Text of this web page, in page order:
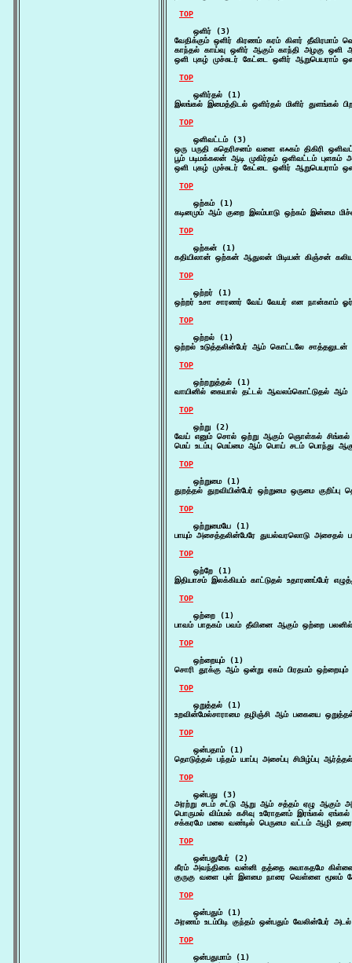
TOP
    ஒளிர் (3)
வேதிக்கும் ஒளிர் கிரணம் கரம் கிளர்
காந்தல் காய்வு ஒளிர் ஆகும் காந்தி அழகு
ஒளி புகழ் முச்சுடர் கேட்டை ஒளிர்
TOP
    ஒளிர்தல் (1)
இலங்கல் இமைத்திடல் ஒளிர்தல் மிளிர் துளங்கல்
TOP
    ஒளிவட்டம் (3)
ஒரு பருதி சுதெரிசனம் வளை எஃகம் திகிரி
பூம் படிமக்கலன் ஆடி முகிர்தம் ஒளிவட்டம்
ஒளி புகழ் முச்சுடர் கேட்டை ஒளிர்
TOP
    ஒற்கம் (1)
கடினமும் ஆம் குறை இலம்பாடு ஒற்கம் இன்மை
TOP
    ஒற்கன் (1)
கதியிலான் ஒற்கன் ஆதுலன் மிடியன் கிஞ்சன்
TOP
    ஒற்றர் (1)
ஒற்றர் உசா சாரணர் வேய் வேயர் என நான்காம்
TOP
    ஒற்றல் (1)
ஒற்றல் உடுத்தலின்பேர் ஆம் கொட்டலே சாத்தலுடன்
TOP
    ஒற்றறுத்தல் (1)
வாயினில் கையால் தட்டல் ஆவலம்கொட்டுதல்
TOP
    ஒற்று (2)
வேய் எனும் சொல் ஒற்று ஆகும் ஞொள்கல் சிங்கல்
மெய் உடம்பு மெய்மை ஆம் பொய் சடம் பொந்து
TOP
    ஒற்றுமை (1)
துறத்தல் துறவியின்பேர் ஒற்றுமை ஒருமை
TOP
    ஒற்றுமையே (1)
பாயும் அசைத்தலின்பேரே துயல்வரலொடு
TOP
    ஒற்றே (1)
இதியாசம் இலக்கியம் காட்டுதல் உதாரணப்பேர்
TOP
    ஒற்றை (1)
பாவம் பாதகம் பவம் தீவினை ஆகும் ஒற்றை
TOP
    ஒற்றையும் (1)
சொரி தூக்கு ஆம் ஒன்று ஏகம் பிரதமம்
TOP
    ஒறுத்தல் (1)
உறவின்மேல்சாராமை தழிஞ்சி ஆம் பகையை
TOP
    ஒன்பதாம் (1)
தொடுத்தல் பந்தம் யாப்பு அசைப்பு சிமிழ்ப்பு
TOP
    ஒன்பது (3)
அரற்று சடம் சட்டு ஆறு ஆம் சத்தம் ஏழு
பொருமல் விம்மல் கசிவு உரோதனம் இரங்கல்
சக்கரமே மலை வண்டில் பெருமை வட்டம் ஆழி
TOP
    ஒன்பதுபேர் (2)
கீரம் அவந்திகை வன்னி தத்தை சுவாகதமே
குருகு வளை புள் இளமை நாரை வெள்ளை மூலம்
TOP
    ஒன்பதும் (1)
அரணம் உடம்பிடி குந்தம் ஒன்பதும் வேலின்பேர்
TOP
    ஒன்பதுமாம் (1)